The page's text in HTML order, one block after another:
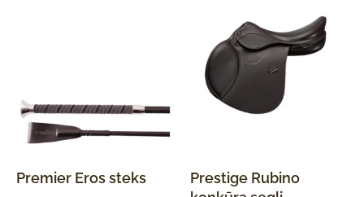
Premier Eros steks
Prestige Rubino